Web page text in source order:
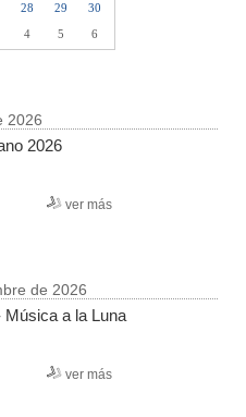
28 29
30
4 5 6
2026
2026
ver más
de 2026
Música a la Luna
ver más